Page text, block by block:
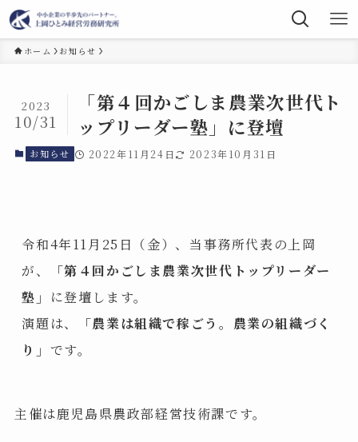
ホーム お知らせ
「第４回かごしま農業次世代ト
ップリーダー塾」に登壇
2023
10/31
お知らせ 2022年11月24日 2023年10月31日
令和4年11月25日（金）、当事務所代表の上岡
が、
「第４回かごしま農業次世代トップリーダー
塾」
に登壇します。
演題は、
「農業は組織で稼ごう。農業の組織づく
り」 です。
主催は鹿児島県農政部経営技術課です。